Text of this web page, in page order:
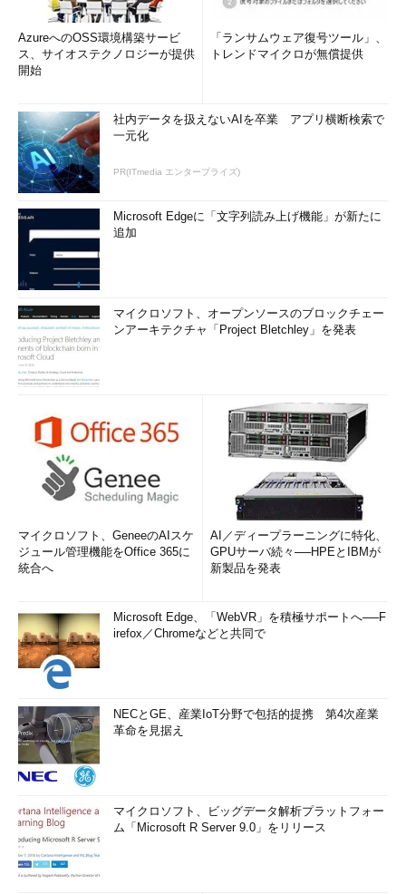
AzureへのOSS環境構築サービ
ス、サイオステクノロジーが提供
開始
「ランサムウェア復号ツール」、
トレンドマイクロが無償提供
社内データを扱えないAIを卒業 アプリ横断検索で
一元化
PR(ITmedia エンタープライズ)
Microsoft Edgeに「文字列読み上げ機能」が新たに
追加
マイクロソフト、オープンソースのブロックチェー
ンアーキテクチャ「Project Bletchley」を発表
マイクロソフト、GeneeのAIスケ
ジュール管理機能をOffice 365に
統合へ
AI／ディープラーニングに特化、
GPUサーバ続々──HPEとIBMが
新製品を発表
Microsoft Edge、「WebVR」を積極サポートへ──F
irefox／Chromeなどと共同で
NECとGE、産業IoT分野で包括的提携 第4次産業
革命を見据え
マイクロソフト、ビッグデータ解析プラットフォー
ム「Microsoft R Server 9.0」をリリース